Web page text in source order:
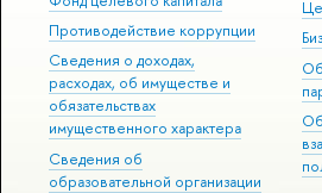
Противодействие коррупции
Сведения о доходах,
расходах, об имуществе и
обязательствах
имущественного характера
Сведения об
образовательной организации